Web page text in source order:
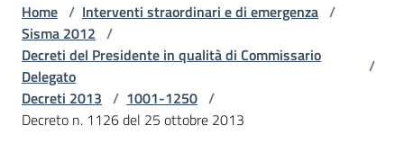
Sottosezioni
Accesso
Home / Interventi straordinari e di emergenza /
Sisma 2012 /
Decreti del Presidente in qualità di Commissario
Delegato
/
Decreti 2013 / 1001-1250 /
Decreto n. 1126 del 25 ottobre 2013